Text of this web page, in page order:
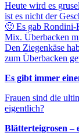
Heute wird es
ist es nicht der
🙂 Es gab
Mix. Überbacken
Den Ziegenkäse
zum Überbacken
Es gibt immer
Frauen sind die
eigentlich?
Blätterteigrosen –